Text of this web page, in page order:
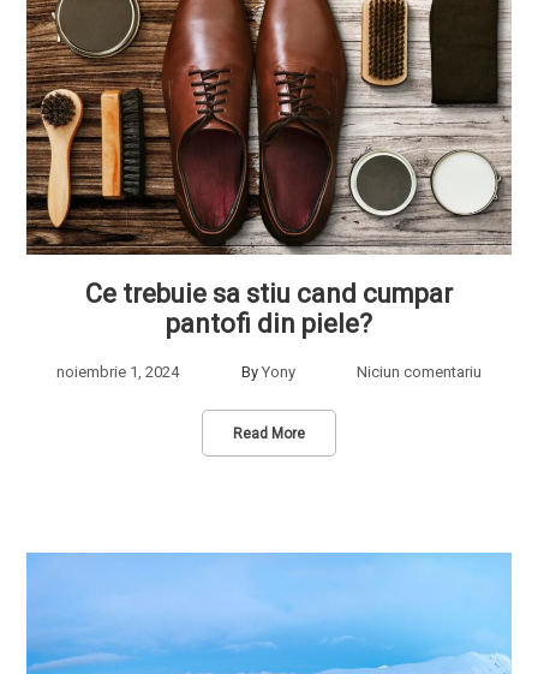
Ce trebuie sa stiu cand cumpar
pantofi din piele?
noiembrie 1, 2024 By Yony Niciun comentariu
Read More